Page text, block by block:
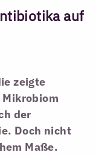
auf
zeigte
der
Doch nicht
Maße.